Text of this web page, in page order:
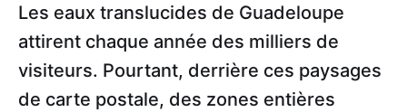
Les eaux translucides de Guadeloupe
attirent chaque année des milliers de
visiteurs. Pourtant, derrière ces paysages
de carte postale, des zones entières